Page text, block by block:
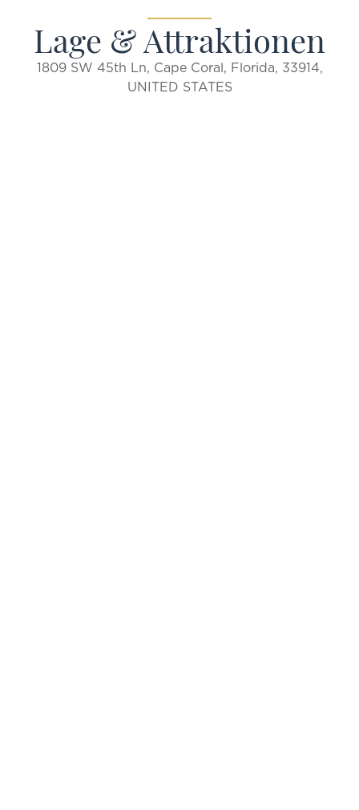
Lage & Attraktionen
1809 SW 45th Ln, Cape Coral, Florida, 33914,
UNITED STATES